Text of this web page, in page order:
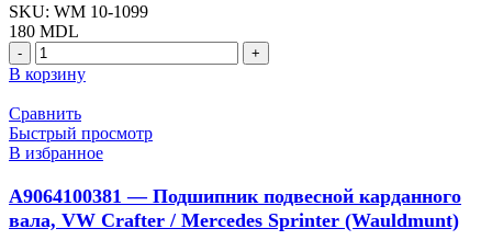
(Wauldmunt)
SKU: WM 10-1099
180 MDL
Количество
товара
A9064010025
-
Колпак
ступицы
колеса,
Mercedes
Sprinter
(Wauldmunt)
В корзину
Сравнить
Быстрый просмотр
В избранное
A9064100381 — Подшипник подвесной карданного
вала, VW Crafter / Mercedes Sprinter (Wauldmunt)